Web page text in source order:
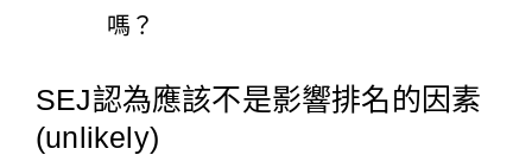
嗎？
SEJ認為應該不是影響排名的因素
(unlikely)